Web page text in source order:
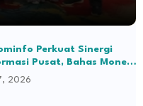
Perkuat Sinergi
Pusat, Bahas Monev
2026